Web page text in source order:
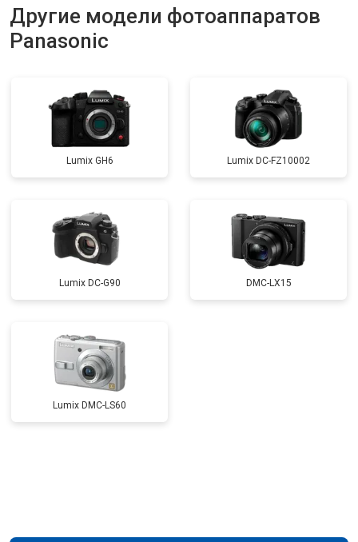
Другие модели фотоаппаратов
Panasonic
Lumix GH6 Lumix DC-FZ10002
Lumix DC-G90 DMC-LX15
Lumix DMC-LS60